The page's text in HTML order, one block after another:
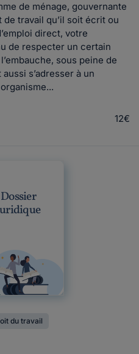
de ménage, gouvernante
travail qu’il soit écrit ou
direct, votre
de respecter un certain
sous peine de
s’adresser à un
12€
Dossier
du travail